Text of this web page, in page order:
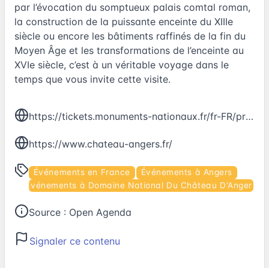
par l’évocation du somptueux palais comtal roman,
la construction de la puissante enceinte du XIIIe
siècle ou encore les bâtiments raffinés de la fin du
Moyen Âge et les transformations de l’enceinte au
XVIe siècle, c’est à un véritable voyage dans le
temps que vous invite cette visite.
https://tickets.monuments-nationaux.fr/fr-FR/produits-seances?site=2004684439930400312&famille=2503743490830401413
https://www.chateau-angers.fr/
Événements en France
Événements à Angers
Événements à Domaine National Du Château D'Angers
Source : Open Agenda
Signaler ce contenu